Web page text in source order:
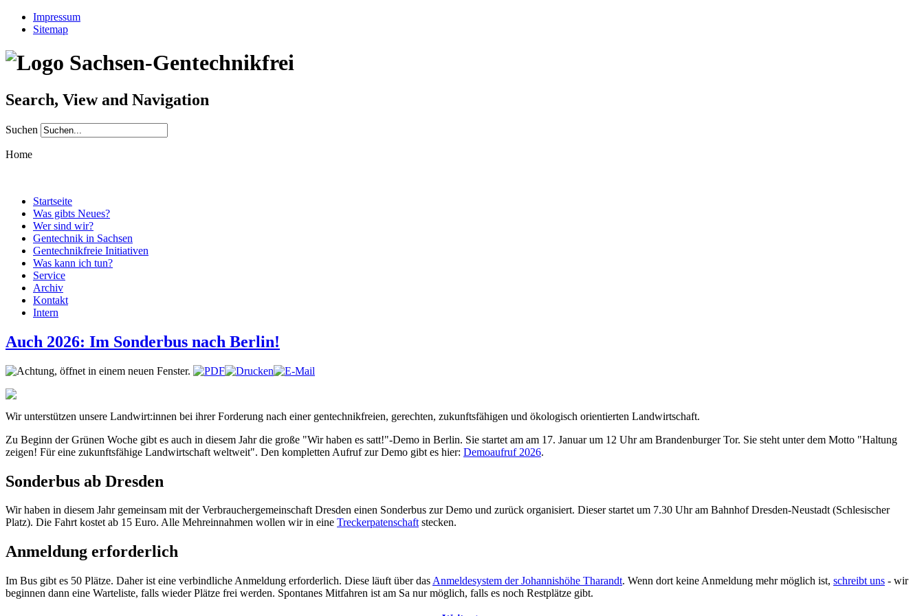
Impressum
Sitemap
Search, View and Navigation
Suchen
Home
Startseite
Was gibts Neues?
Wer sind wir?
Gentechnik in Sachsen
Gentechnikfreie Initiativen
Was kann ich tun?
Service
Archiv
Kontakt
Intern
Auch 2026: Im Sonderbus nach Berlin!
Wir unterstützen unsere Landwirt:innen bei ihrer Forderung nach einer gentechnikfreien, gerechten, zukunftsfähigen und ökologisch orientierten Landwirtschaft.
Zu Beginn der Grünen Woche gibt es auch in diesem Jahr die große "Wir haben es satt!"-Demo in Berlin. Sie startet am am 17. Januar um 12 Uhr am Brandenburger Tor. Sie steht unter dem Motto "Haltung
zeigen! Für eine zukunftsfähige Landwirtschaft weltweit". Den kompletten Aufruf zur Demo gibt es hier: Demoaufruf 2026.
Sonderbus ab Dresden
Wir haben in diesem Jahr gemeinsam mit der Verbrauchergemeinschaft Dresden einen Sonderbus zur Demo und zurück organisiert. Dieser startet um 7.30 Uhr am Bahnhof Dresden-Neustadt (Schlesischer
Platz). Die Fahrt kostet ab 15 Euro. Alle Mehreinnahmen wollen wir in eine Treckerpatenschaftstecken.
Anmeldung erforderlich
Im Bus gibt es 50 Plätze. Daher ist eine verbindliche Anmeldung erforderlich. Diese läuft über das Anmeldesystem der Johannishöhe Tharandt. Wenn dort keine Anmeldung mehr möglich ist, schreibt uns - wir
beginnen dann eine Warteliste, falls wieder Plätze frei werden. Spontanes Mitfahren ist am Sa nur möglich, falls es noch Restplätze gibt.